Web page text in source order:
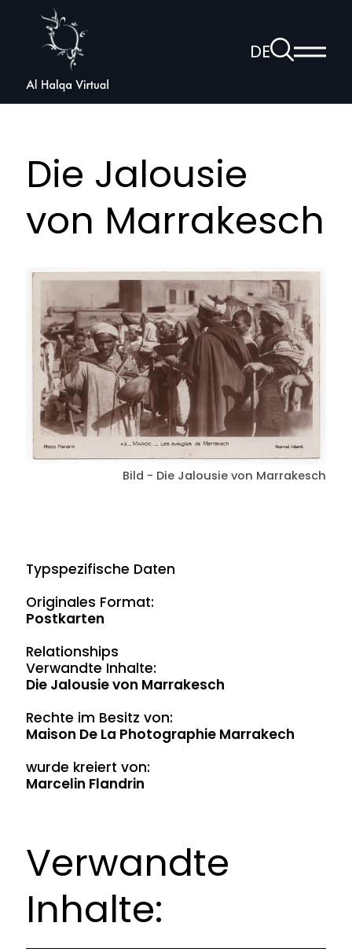
Halqa
DEZur
Suchseite
Die Jalousie
von Marrakesch
Bild - Die Jalousie von Marrakesch
Typspezifische Daten
Originales Format:
Postkarten
Relationships
Verwandte Inhalte:
Die Jalousie von Marrakesch
Rechte im Besitz von:
Maison De La Photographie Marrakech
wurde kreiert von:
Marcelin Flandrin
Verwandte
Inhalte: